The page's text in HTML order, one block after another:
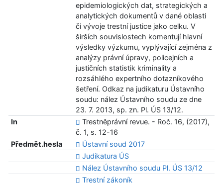
epidemiologických dat, strategických a
analytických dokumentů v dané oblasti
či vývoje trestní justice jako celku. V
širších souvislostech komentují hlavní
výsledky výzkumu, vyplývající zejména z
analýzy právní úpravy, policejních a
justičních statistik kriminality a
rozsáhlého expertního dotazníkového
šetření. Odkaz na judikaturu Ústavního
soudu: nález Ústavního soudu ze dne
23. 7. 2013, sp. zn. Pl. ÚS 13/12.
In
Trestněprávní revue. - Roč. 16, (2017),
č. 1, s. 12-16
Předmět.hesla
Ústavní soud 2017
Judikatura ÚS
Nález Ústavního soudu Pl. ÚS 13/12
Trestní zákoník